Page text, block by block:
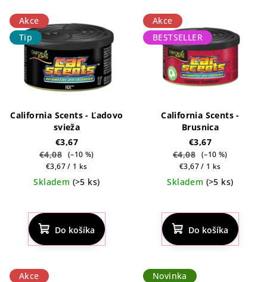
hviezdičiek.
hviezdičiek.
Akce
Tip
California Scents - Ľadovo
svieža
€3,67
€4,08 (–10 %)
Jednotková
cena:
€3,67 / 1 ks
Skladem (>5 ks)
hodnotenie
produktu
je
4,8
Do košíka
Akce
BESTSELLER
California Scents -
Brusnica
€3,67
€4,08 (–10 %)
Jednotková
cena:
€3,67 / 1 ks
Skladem (>5 ks)
hodnotenie
produktu
je
5,0
Do košíka
Akce
Novinka